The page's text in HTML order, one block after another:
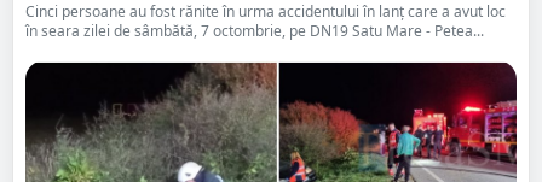
Cinci persoane au fost rănite în urma accidentului în lanț care a avut loc
în seara zilei de sâmbătă, 7 octombrie, pe DN19 Satu Mare - Petea...